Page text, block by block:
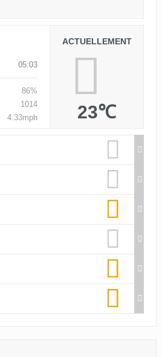
05:03
86%
1014
4.33mph
ACTUELLEMENT
23℃